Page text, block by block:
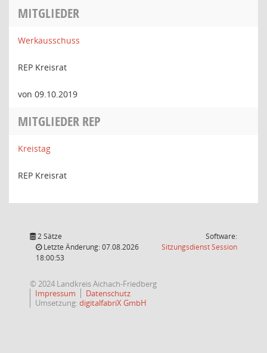
MITGLIEDER
Werkausschuss
REP Kreisrat
von 09.10.2019
MITGLIEDER REP
Kreistag
REP Kreisrat
2 Sätze
Letzte Änderung: 07.08.2026
18:00:53
Software:
SitzungsdienstSession(Wird in
© 2024 Landkreis Aichach-Friedberg
Impressum
Datenschutz
Umsetzung:digitalfabriX GmbH